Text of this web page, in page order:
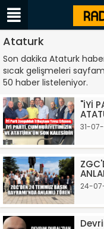
Ataturk
Son dakika Ataturk
sıcak gelişmeleri
50 haber listeleniyor.
"İYİ
31-
24-